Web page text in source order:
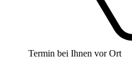
Termin bei Ihnen vor Ort